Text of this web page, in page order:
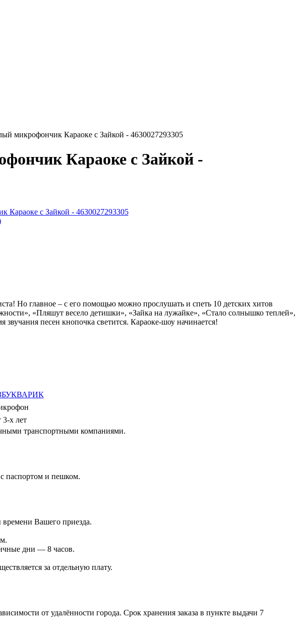
микрофончик Караоке с Зайкой - 4630027293305
Караоке с Зайкой -
Но главное – с его помощью можно прослушать и спеть 10 детских хитов
«Пляшут весело детишки», «Зайка на лужайке», «Стало солнышко теплей»,
песен кнопочка светится. Караоке-шоу начинается!
3-х лет
транспортными компаниями.
паспортом и пешком.
Вашего приезда.
дни — 8 часов.
за отдельную плату.
от удалённости города. Срок хранения заказа в пункте выдачи 7